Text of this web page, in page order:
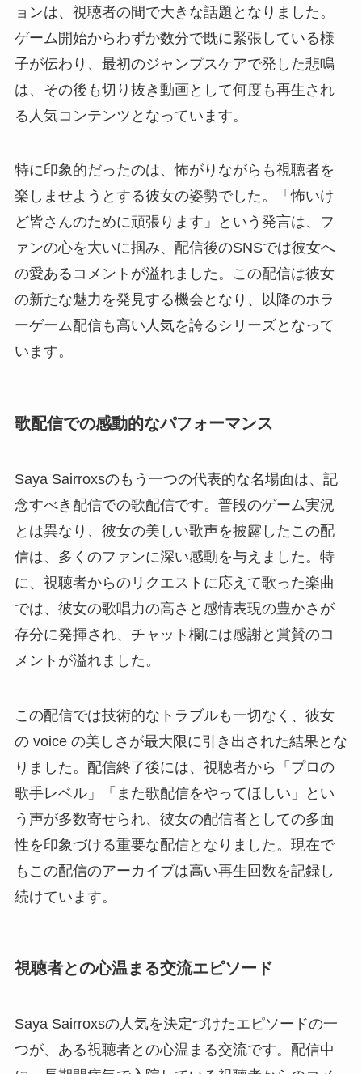
ョンは、視聴者の間で大きな話題となりました。
ゲーム開始からわずか数分で既に緊張している様
子が伝わり、最初のジャンプスケアで発した悲鳴
は、その後も切り抜き動画として何度も再生され
る人気コンテンツとなっています。
特に印象的だったのは、怖がりながらも視聴者を
楽しませようとする彼女の姿勢でした。「怖いけ
ど皆さんのために頑張ります」という発言は、フ
ァンの心を大いに掴み、配信後のSNSでは彼女へ
の愛あるコメントが溢れました。この配信は彼女
の新たな魅力を発見する機会となり、以降のホラ
ーゲーム配信も高い人気を誇るシリーズとなって
います。
歌配信での感動的なパフォーマンス
Saya Sairroxsのもう一つの代表的な名場面は、記
念すべき配信での歌配信です。普段のゲーム実況
とは異なり、彼女の美しい歌声を披露したこの配
信は、多くのファンに深い感動を与えました。特
に、視聴者からのリクエストに応えて歌った楽曲
では、彼女の歌唱力の高さと感情表現の豊かさが
存分に発揮され、チャット欄には感謝と賞賛のコ
メントが溢れました。
この配信では技術的なトラブルも一切なく、彼女
の voice の美しさが最大限に引き出された結果とな
りました。配信終了後には、視聴者から「プロの
歌手レベル」「また歌配信をやってほしい」とい
う声が多数寄せられ、彼女の配信者としての多面
性を印象づける重要な配信となりました。現在で
もこの配信のアーカイブは高い再生回数を記録し
続けています。
視聴者との心温まる交流エピソード
Saya Sairroxsの人気を決定づけたエピソードの一
つが、ある視聴者との心温まる交流です。配信中